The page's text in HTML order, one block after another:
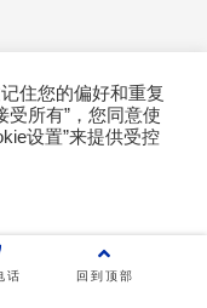
话 回到顶部
住您的偏好和重复
受所有”，您同意使
设置”来提供受控